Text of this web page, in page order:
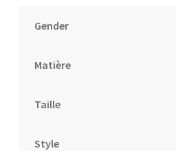
Gender
Matière
Taille
Style